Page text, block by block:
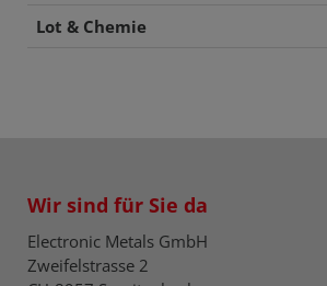
Lot & Chemie
Wir sind für Sie da
Electronic Metals GmbH
Zweifelstrasse 2